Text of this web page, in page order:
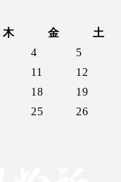
木 金
土
4
5
11
12
18
19
25
26